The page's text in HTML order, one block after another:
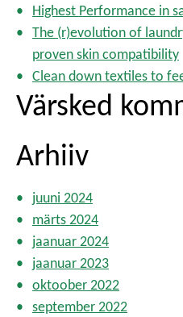
a
t
o
n
Highest Performance in
The (r)evolution of
proven skin compatibility
Clean down textiles to
Värsked
Arhiiv
juuni 2024
märts 2024
jaanuar 2024
jaanuar 2023
oktoober 2022
september 2022